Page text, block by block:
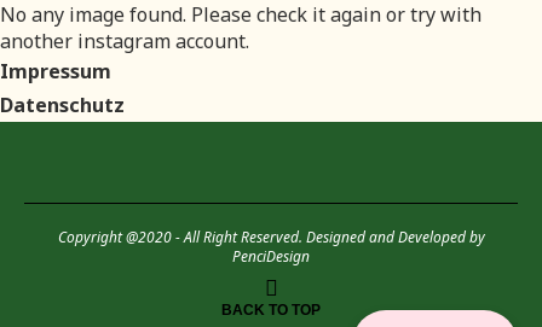
No any image found. Please check it again or try with
another instagram account.
Impressum
Datenschutz
Copyright @2020 - All Right Reserved. Designed and Developed by
PenciDesign
BACK TO TOP